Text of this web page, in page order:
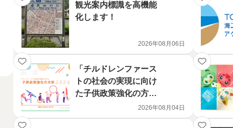
観光案内標識を高機能
化します！
2026年08月06日
「チルドレンファース
トの社会の実現に向け
た子供政策強化の方針2
026」の公表について2026年08月04日